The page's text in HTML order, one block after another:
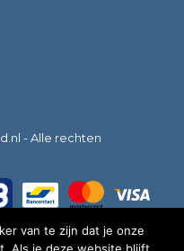
- Alle rechten
van te zijn dat je onze